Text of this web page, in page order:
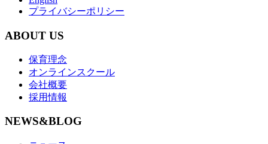
プライバシーポリシー
ABOUT US
保育理念
オンラインスクール
会社概要
採用情報
NEWS&BLOG